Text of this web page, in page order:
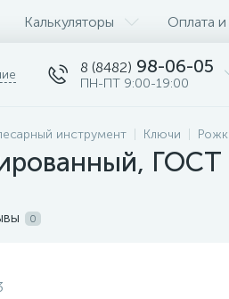
Калькуляторы Оплата и
8 (8482) 98-06-05
ПН-ПТ 9:00-19:00
инструмент Ключи
ГОСТ
0